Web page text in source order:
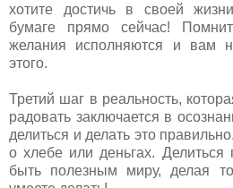
хотите достичь в своей
бумаге прямо сейчас!
желания исполняются и вам
этого.
Третий шаг в реальность,
радовать заключается в
делиться и делать это
о хлебе или деньгах. Делиться
быть полезным миру, делая